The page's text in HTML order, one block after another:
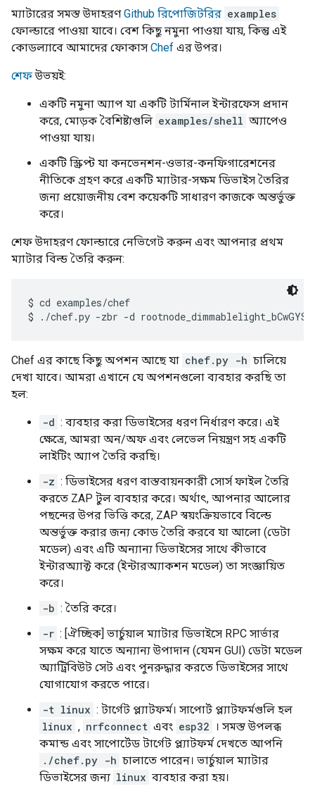
ম্যাটারের সমস্ত উদাহরণGithub রিপোজিটরির examples
ফোল্ডারে পাওয়া যাবে। বেশ কিছু নমুনা পাওয়া যায়, কিন্তু এই
কোডল্যাবে আমাদের ফোকাস Chef এর উপর।
শেফউভয়ই:
একটি নমুনা অ্যাপ যা একটি টার্মিনাল ইন্টারফেস প্রদান
করে, মোড়ক বৈশিষ্ট্যগুলি examples/shell অ্যাপেও
পাওয়া যায়।
একটি স্ক্রিপ্ট যা কনভেনশন-ওভার-কনফিগারেশনের
নীতিকে গ্রহণ করে একটি ম্যাটার-সক্ষম ডিভাইস তৈরির
জন্য প্রয়োজনীয় বেশ কয়েকটি সাধারণ কাজকে অন্তর্ভুক্ত
করে।
শেফ উদাহরণ ফোল্ডারে নেভিগেট করুন এবং আপনার প্রথম
ম্যাটার বিল্ড তৈরি করুন:
$ cd examples/chef
Chef এর কাছে কিছু অপশন আছে যা chef.py -h চালিয়ে
দেখা যাবে। আমরা এখানে যে অপশনগুলো ব্যবহার করছি তা
হল:
-d : ব্যবহার করা ডিভাইসের ধরণ নির্ধারণ করে। এই
ক্ষেত্রে, আমরা অন/অফ এবং লেভেল নিয়ন্ত্রণ সহ একটি
লাইটিং অ্যাপ তৈরি করছি।
-z : ডিভাইসের ধরণ বাস্তবায়নকারী সোর্স ফাইল তৈরি
করতে ZAP টুল ব্যবহার করে। অর্থাৎ, আপনার আলোর
পছন্দের উপর ভিত্তি করে, ZAP স্বয়ংক্রিয়ভাবে বিল্ডে
অন্তর্ভুক্ত করার জন্য কোড তৈরি করবে যা আলো (ডেটা
মডেল) এবং এটি অন্যান্য ডিভাইসের সাথে কীভাবে
ইন্টারঅ্যাক্ট করে (ইন্টারঅ্যাকশন মডেল) তা সংজ্ঞায়িত
করে।
-b : তৈরি করে।
-r : [ঐচ্ছিক] ভার্চুয়াল ম্যাটার ডিভাইসে RPC সার্ভার
সক্ষম করে যাতে অন্যান্য উপাদান (যেমন GUI) ডেটা মডেল
অ্যাট্রিবিউট সেট এবং পুনরুদ্ধার করতে ডিভাইসের সাথে
যোগাযোগ করতে পারে।
-t linux : টার্গেট প্ল্যাটফর্ম। সাপোর্ট প্ল্যাটফর্মগুলি হল
linux , nrfconnect এবং esp32
। সমস্ত উপলব্ধ
কমান্ড এবং সাপোর্টেড টার্গেট প্ল্যাটফর্ম দেখতে আপনি
./chef.py -h চালাতে পারেন। ভার্চুয়াল ম্যাটার
ডিভাইসের জন্য linux ব্যবহার করা হয়।